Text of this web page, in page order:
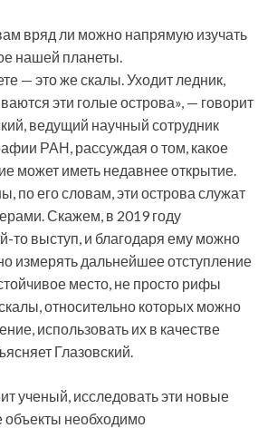
вряд ли можно напрямую изучать
нашей планеты.
— это же скалы. Уходит ледник,
эти голые острова», — говорит
ведущий научный сотрудник
РАН, рассуждая о том, какое
может иметь недавнее открытие.
по его словам, эти острова служат
Скажем, в 2019 году
то выступ, и благодаря ему можно
измерять дальнейшее отступление
место, не просто рифы
относительно которых можно
использовать их в качестве
Глазовский.
ученый, исследовать эти новые
объекты необходимо